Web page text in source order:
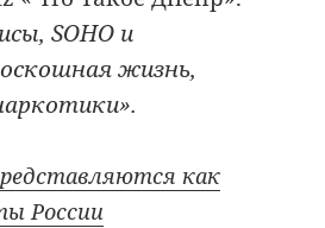
SOHO и
жизнь,
как
России